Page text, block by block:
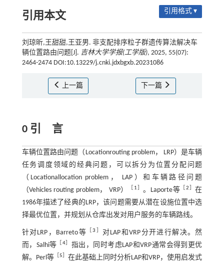
引用本文 引用格式 ▾
刘琼昕,王甜甜,王亚男. 非支配排序粒子群遗传算法解决车
辆位置路由问题[J]. 吉林大学学报(工学版), 2025, 55(07):
2464-2474 DOI:10.13229/j.cnki.jdxbgxb.20231086
上一篇 下一篇
0 引 言
车辆位置路由问题（Location­routing problem， LRP）是车辆
任务调度领域的经典问题，可以拆分为位置分配问题
（Location­allocation problem， LAP）和车辆路径问题
（Vehicles routing problem， VRP）
1 。Laporte等 ［2 ］在
1986年描述了经典的LRP，该问题需要从潜在设施位置中选
择最优位置，并规划从仓库出发对用户服务的车辆路线。
针对LRP，Barreto等 ［3
对LAP和VRP分开进行解决。然
而，Salhi等
4］ 指出，同时考虑LAP和VRP通常会得到更优
解。Perl等［ 5
在此基础上同时分析LAP和VRP，使用启发式